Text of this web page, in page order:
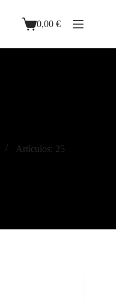
0,00€
Artículos: 25